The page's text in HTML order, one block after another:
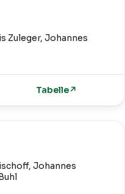
Zuleger, Johannes
Tabelle↗
Johannes